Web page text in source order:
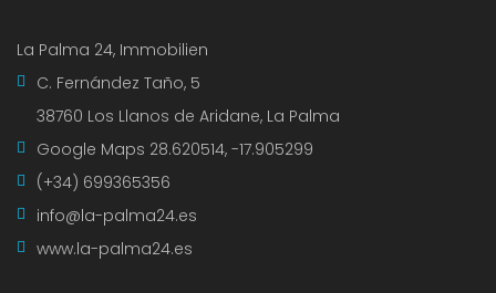
La Palma 24, Immobilien
C. Fernández Taño, 5
38760 Los Llanos de Aridane, La Palma
Google Maps 28.620514, -17.905299
(+34) 699365356
info@la-palma24.es
www.la-palma24.es